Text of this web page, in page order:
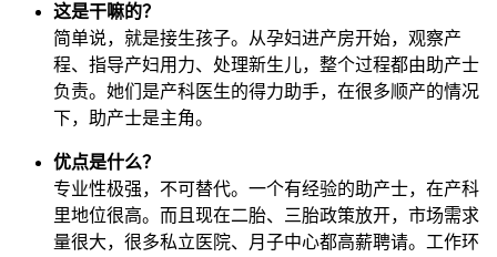
这是干嘛的？
简单说，就是接生孩子。从孕妇进产房开始，观察产
程、指导产妇用力、处理新生儿，整个过程都由助产士
负责。她们是产科医生的得力助手，在很多顺产的情况
下，助产士是主角。
优点是什么？
专业性极强，不可替代。一个有经验的助产士，在产科
里地位很高。而且现在二胎、三胎政策放开，市场需求
量很大，很多私立医院、月子中心都高薪聘请。工作环